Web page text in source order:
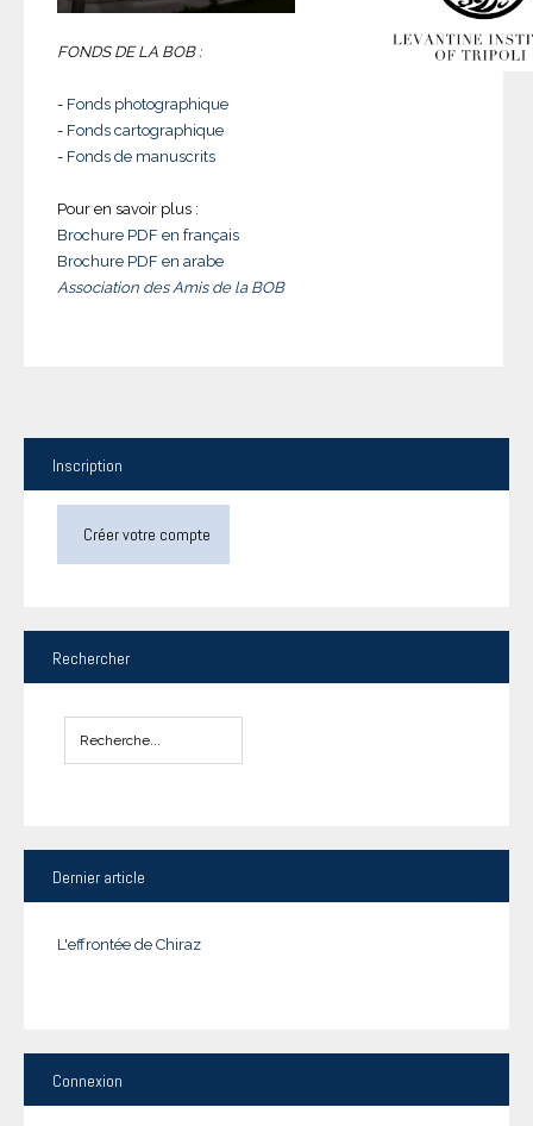
FONDS DE LA BOB :
- Fonds photographique
- Fonds cartographique
- Fonds de manuscrits
Pour en savoir plus :
Brochure PDF en français
Brochure PDF en arabe
Association des Amis de la BOB
Inscription
Créer votre compte
Rechercher
Dernier article
L'effrontée de Chiraz
Connexion